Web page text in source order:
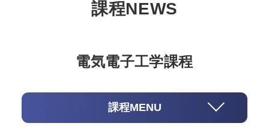
課程NEWS
電気電子工学課程
課程MENU